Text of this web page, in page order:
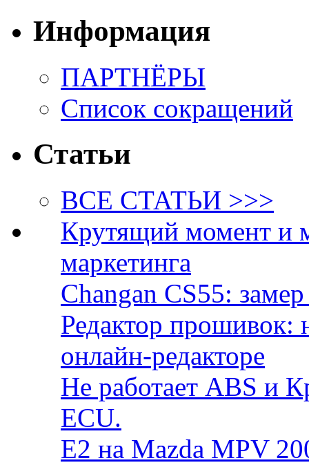
Информация
ПАРТНЁРЫ
Список сокращений
Статьи
ВСЕ СТАТЬИ >>>
Крутящий момент и
маркетинга
Changan CS55:
Редактор прошивок:
онлайн-редакторе
Не работает ABS и
ECU.
E2 на Mazda MPV